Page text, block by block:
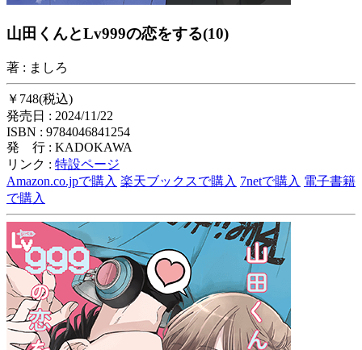
山田くんとLv999の恋をする(10)
著 : ましろ
￥748(税込)
発売日 : 2024/11/22
ISBN : 9784046841254
発 行 : KADOKAWA
リンク : 特設ページ
Amazon.co.jpで購入 楽天ブックスで購入 7netで購入 電子書籍
で購入